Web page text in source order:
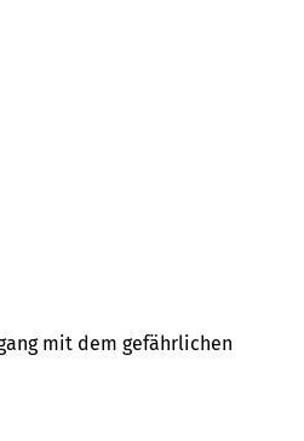
mit dem ge­fähr­lichen